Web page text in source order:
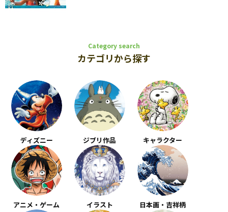
Category search
カテゴリから探す
ディズニー ジブリ作品 キャラクター
アニメ・ゲーム イラスト 日本画・吉祥柄